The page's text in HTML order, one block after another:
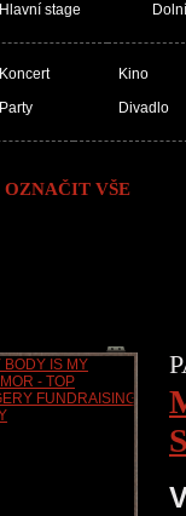
Hlavní stage
Koncert
Party
Kino
Divadlo
OZNAČIT VŠE